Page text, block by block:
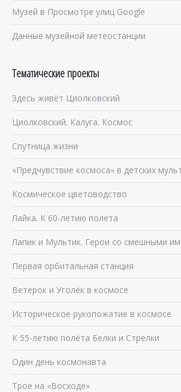
Музей в Просмотре улиц Google
Данные музейной метеостанции
Тематические проекты
Здесь живёт Циолковский
Циолковский. Калуга. Космос
Спутница жизни
«Предчувствие космоса» в детских
Космическое цветоводство
Лайка. К 60-летию полета
Лапик и Мультик. Герои со смешными
Первая орбитальная станция
Ветерок и Уголёк в космосе
Историческое рукопожатие в космосе
К 55-летию полёта Белки и Стрелки
Один день космонавта
Трое на «Восходе»